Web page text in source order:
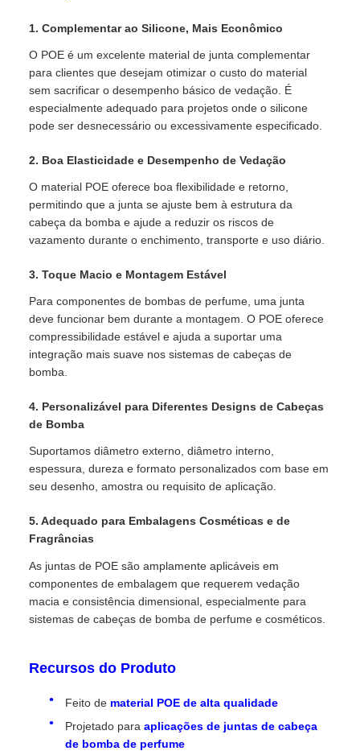
1. Complementar ao Silicone, Mais Econômico
O POE é um excelente material de junta complementar
para clientes que desejam otimizar o custo do material
sem sacrificar o desempenho básico de vedação. É
especialmente adequado para projetos onde o silicone
pode ser desnecessário ou excessivamente especificado.
2. Boa Elasticidade e Desempenho de Vedação
O material POE oferece boa flexibilidade e retorno,
permitindo que a junta se ajuste bem à estrutura da
cabeça da bomba e ajude a reduzir os riscos de
vazamento durante o enchimento, transporte e uso diário.
3. Toque Macio e Montagem Estável
Para componentes de bombas de perfume, uma junta
deve funcionar bem durante a montagem. O POE oferece
compressibilidade estável e ajuda a suportar uma
integração mais suave nos sistemas de cabeças de
bomba.
4. Personalizável para Diferentes Designs de Cabeças
de Bomba
Suportamos diâmetro externo, diâmetro interno,
espessura, dureza e formato personalizados com base em
seu desenho, amostra ou requisito de aplicação.
5. Adequado para Embalagens Cosméticas e de
Fragrâncias
As juntas de POE são amplamente aplicáveis em
componentes de embalagem que requerem vedação
macia e consistência dimensional, especialmente para
sistemas de cabeças de bomba de perfume e cosméticos.
Recursos do Produto
Feito de material POE de alta qualidade
Projetado para aplicações de juntas de cabeça
de bomba de perfume